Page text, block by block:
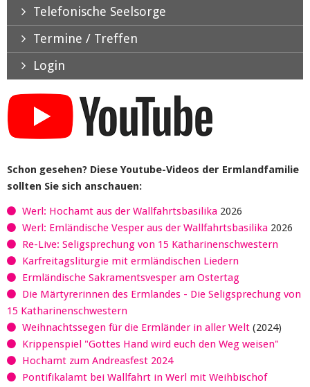
Telefonische Seelsorge
Termine / Treffen
Login
Schon gesehen? Diese Youtube-Videos der Ermlandfamilie
sollten Sie sich anschauen:
Werl: Hochamt aus der Wallfahrtsbasilika 2026
Werl: Emländische Vesper aus der Wallfahrtsbasilika 2026
Re-Live: Seligsprechung von 15 Katharinenschwestern
Karfreitagsliturgie mit ermländischen Liedern
Ermländische Sakramentsvesper am Ostertag
Die Märtyrerinnen des Ermlandes - Die Seligsprechung von
15 Katharinenschwestern
Weihnachtssegen für die Ermländer in aller Welt (2024)
Krippenspiel "Gottes Hand wird euch den Weg weisen"
Hochamt zum Andreasfest 2024
Pontifikalamt bei Wallfahrt in Werl mit Weihbischof